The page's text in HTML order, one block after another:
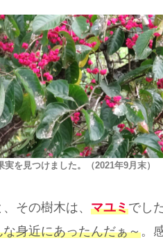
実を見つけました。（2021年9月末）
その樹木は、 マユミでし
な身近にあったんだぁ～。